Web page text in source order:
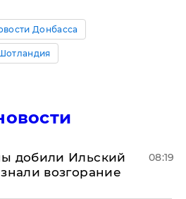
Донбасса
добили Ильский
возгорание
08:19